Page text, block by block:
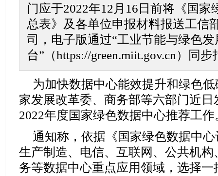
门应于2022年12月16日前将《国家
总表》及各单位申报材料报送工信
司，电子版通过“工业节能与绿色
台”（https://green.miit.gov.cn）同步
为加快数据中心能效提升和绿色
家发展改革委、商务部等六部门近
2022年度国家绿色数据中心推荐工作
通知称，依据《国家绿色数据中
生产制造、电信、互联网、公共机
务等数据中心重点应用领域，选择